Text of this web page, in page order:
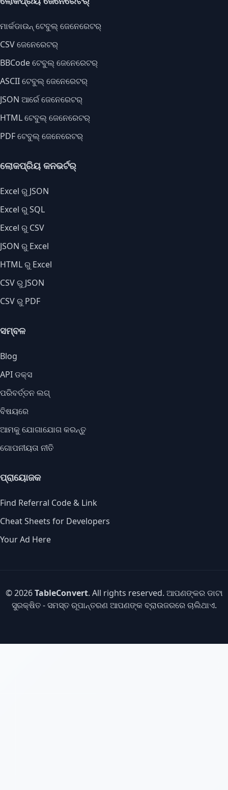
ମାର୍କଡାଉନ୍ ଟେବୁଲ୍ ଜେନେରେଟର୍
CSV ଜେନେରେଟର୍
BBCode ଟେବୁଲ୍ ଜେନେରେଟର୍
ASCII ଟେବୁଲ୍ ଜେନେରେଟର୍
JSON ଆର୍ରେ ଜେନେରେଟର୍
HTML ଟେବୁଲ୍ ଜେନେରେଟର୍
PDF ଟେବୁଲ୍ ଜେନେରେଟର୍
ଲୋକପ୍ରିୟ କନଭର୍ଟର୍
Excel ରୁ JSON
Excel ରୁ SQL
Excel ରୁ CSV
JSON ରୁ Excel
HTML ରୁ Excel
CSV ରୁ JSON
CSV ରୁ PDF
ସମ୍ବଳ
Blog
API ଡକ୍ସ
ପରିବର୍ତ୍ତନ ଲଗ୍
ବିଷୟରେ
ଆମକୁ ଯୋଗାଯୋଗ କରନ୍ତୁ
ଗୋପନୀୟତା ନୀତି
ପ୍ରାୟୋଜକ
Find Referral Code & Link
Cheat Sheets for Developers
Your Ad Here
© 2026TableConvert. All rights reserved. ଆପଣଙ୍କର ଡାଟା
ସୁରକ୍ଷିତ - ସମସ୍ତ ରୂପାନ୍ତରଣ ଆପଣଙ୍କ ବ୍ରାଉଜରରେ ଚାଲିଥାଏ.